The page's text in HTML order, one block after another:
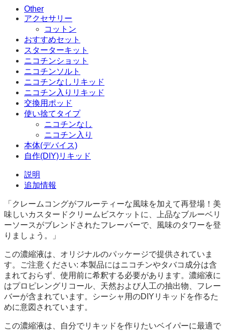
ー
リ
ー
ク
リ
ー
ム
個
Other
アクセサリー
コットン
おすすめセット
スターターキット
ニコチンショット
ニコチンソルト
ニコチンなしリキッド
ニコチン入りリキッド
交換用ポッド
使い捨てタイプ
ニコチンなし
ニコチン入り
本体(デバイス)
自作(DIY)リキッド
説明
追加情報
「クレームコングがフルーティーな風味を加えて再登場！美
味しいカスタードクリームビスケットに、上品なブルーベリ
ーソースがブレンドされたフレーバーで、風味のタワーを登
りましょう。」
この濃縮液は、オリジナルのパッケージで提供されていま
す。ご注意ください: 本製品にはニコチンやタバコ成分は含
まれておらず、使用前に希釈する必要があります。濃縮液に
はプロピレングリコール、天然および人工の抽出物、フレー
バーが含まれています。シーシャ用のDIYリキッドを作るた
めに意図されています。
この濃縮液は、自分でリキッドを作りたいベイパーに最適で